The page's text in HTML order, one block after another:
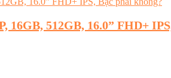
512GB, 16.0” FHD+